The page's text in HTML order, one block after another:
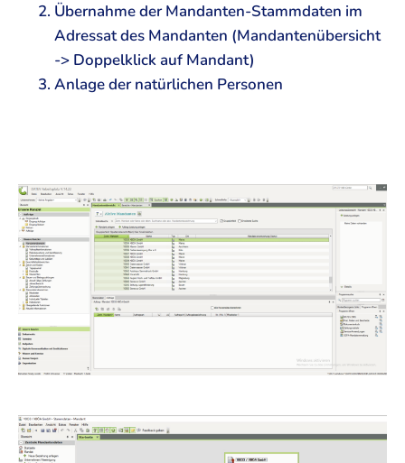
Übernahme der Mandanten-Stammdaten im
Adressat des Mandanten (Mandantenübersicht
-> Doppelklick auf Mandant)
Anlage der natürlichen Personen